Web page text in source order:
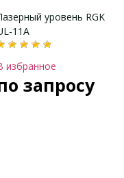
уровень RGK
11A
избранное
запросу